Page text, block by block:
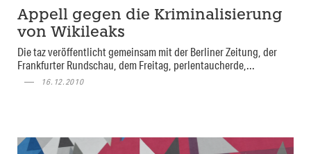
Appell gegen die Kriminalisierung
von Wikileaks
Die taz veröffentlicht gemeinsam mit der Berliner Zeitung, der
Frankfurter Rundschau, dem Freitag, perlentaucherde,...
16.12.2010